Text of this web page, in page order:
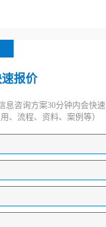
报价
息咨询方案30分钟内会快速
、流程、资料、案例等）